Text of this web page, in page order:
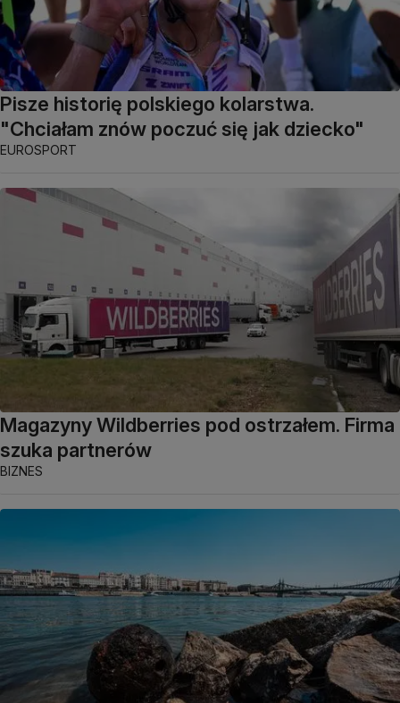
Pisze historię polskiego kolarstwa.
"Chciałam znów poczuć się jak dziecko"
EUROSPORT
Magazyny Wildberries pod ostrzałem. Firma
szuka partnerów
BIZNES